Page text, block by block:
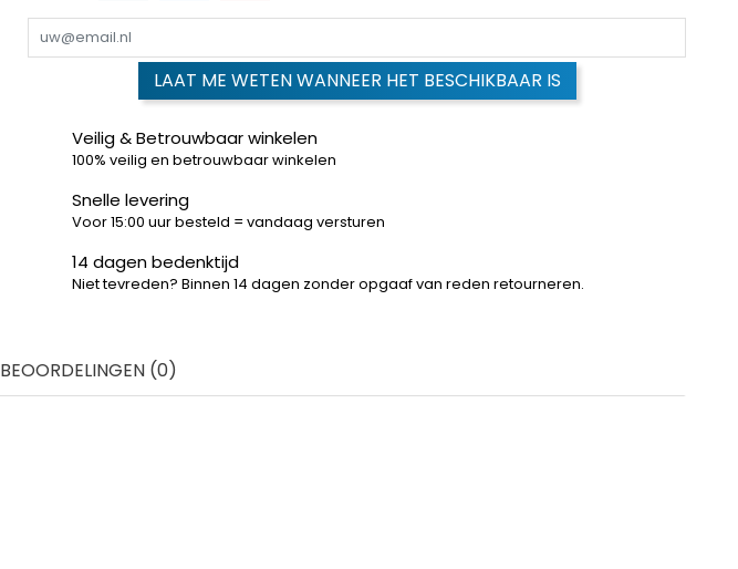
LAAT ME WETEN WANNEER HET BESCHIKBAAR IS
Veilig & Betrouwbaar winkelen
100% veilig en betrouwbaar winkelen
Snelle levering
Voor 15:00 uur besteld = vandaag versturen
14 dagen bedenktijd
Niet tevreden? Binnen 14 dagen zonder opgaaf van reden retourneren.
BEOORDELINGEN (0)